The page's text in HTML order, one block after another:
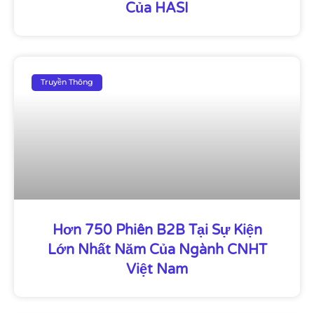
Của HASI
Truyền Thông
Hơn 750 Phiên B2B Tại Sự Kiện
Lớn Nhất Năm Của Ngành CNHT
Việt Nam